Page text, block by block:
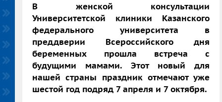
В женской консультации
Университетской клиники Казанского
федерального университета в
преддверии Всероссийского дня
беременных прошла встреча с
будущими мамами. Этот новый для
нашей страны праздник отмечают уже
шестой год подряд 7 апреля и 7 октября.